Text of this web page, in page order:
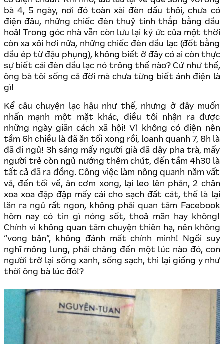
bà 4, 5 ngày, nơi đó toàn xài đèn dầu thôi, chưa có
điện đâu, những chiếc đèn thuỷ tinh thắp bằng dầu
hoả! Trong góc nhà vẫn còn lưu lại ký ức của một thời
còn xa xôi hơi nữa, những chiếc đèn dầu lạc (đốt bằng
dầu ép từ đậu phụng), không biết ở đây có ai còn thực
sự biết cái đèn dầu lạc nó trông thế nào? Cứ như thế,
ông bà tôi sống cả đời mà chưa từng biết ánh điện là
gì!
Kể câu chuyện lạc hậu như thế, nhưng ở đây muốn
nhấn mạnh một mặt khác, điều tôi nhận ra được
những ngày giãn cách xã hội! Vì không có điện nên
tầm 6h chiều là đã ăn tối xong rồi, loanh quanh 7, 8h là
đã đi ngủ! 3h sáng mấy người già đã dậy pha trà, mấy
người trẻ còn ngủ nướng thêm chút, đến tầm 4h30 là
tất cả đã ra đồng. Công việc làm nông quanh năm vất
vả, đến tối về, ăn cơm xong, lại leo lên phản, 2 chân
xoa xoa đập đập mấy cái cho sạch đất cát, thế là lại
lăn ra ngủ rất ngon, không phải quan tâm Facebook
hôm nay có tin gì nóng sốt, thoả mãn hay không!
Chính vì không quan tâm chuyện thiên hạ, nên không
“vong bản”, không đánh mất chính mình! Ngồi suy
nghĩ mông lung, phải chăng đến một lúc nào đó, con
người trở lại sống xanh, sống sạch, thì lại giống y như
thời ông bà lúc đó!?